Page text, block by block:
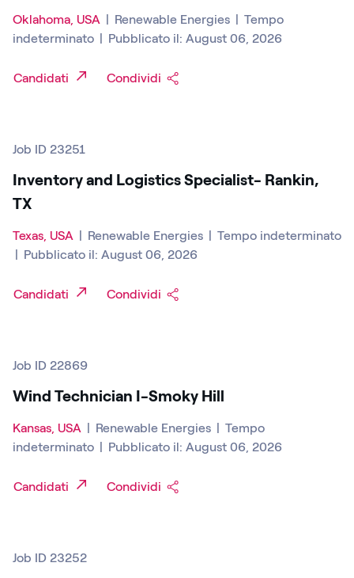
Oklahoma, USA Renewable Energies
Tempo
indeterminato
Pubblicato il: August 06, 2026
Candidati Condividi
Job ID 23251
Inventory and Logistics Specialist- Rankin,
TX
Texas, USA Renewable Energies
Tempo indeterminato
Pubblicato il: August 06, 2026
Candidati Condividi
Job ID 22869
Wind Technician I-Smoky Hill
Kansas, USA Renewable Energies
Tempo
indeterminato
Pubblicato il: August 06, 2026
Candidati Condividi
Job ID 23252